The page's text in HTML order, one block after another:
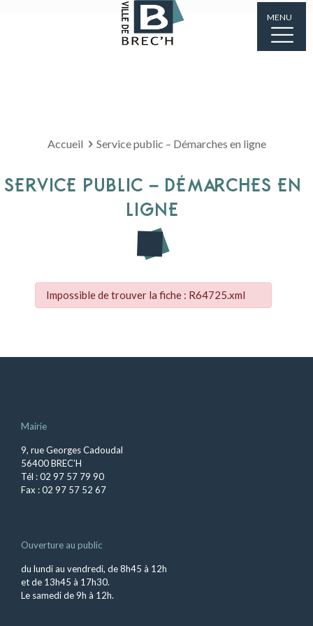
MENU
Accueil Service public – Démarches en ligne
SERVICE PUBLIC – DÉMARCHES EN
LIGNE
Impossible de trouver la fiche : R64725.xml
Mairie
9, rue Georges Cadoudal
56400 BREC’H
Tél : 02 97 57 79 90
Fax : 02 97 57 52 67
Ouverture au public
du lundi au vendredi, de 8h45 à 12h
et de 13h45 à 17h30.
Le samedi de 9h à 12h.